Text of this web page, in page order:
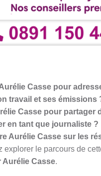
Casse pour
travail et ses émissions
Casse pour
en tant que journaliste ?
Aurélie Casse sur les
explorer le parcours de
Aurélie Casse.